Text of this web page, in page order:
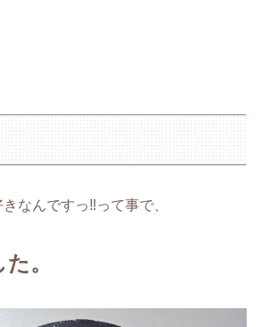
なんですっ‼って事で、
。